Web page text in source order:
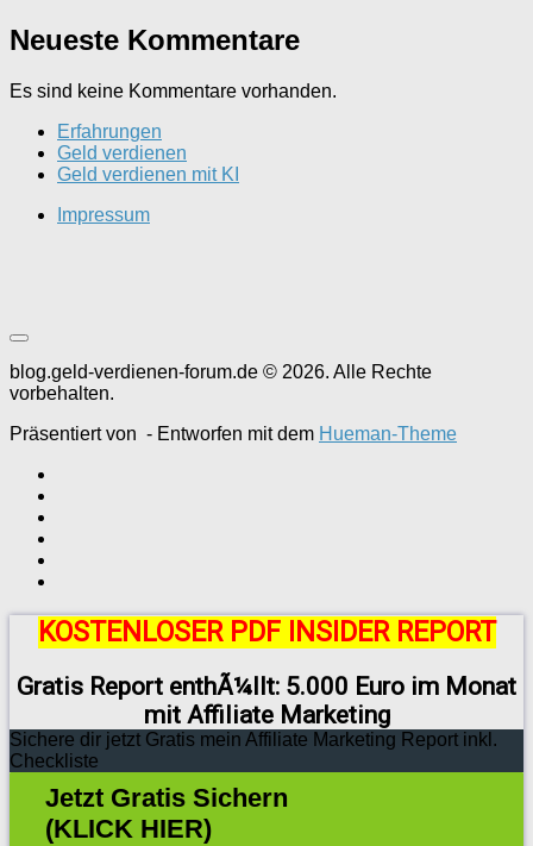
Neueste Kommentare
Es sind keine Kommentare vorhanden.
Erfahrungen
Geld verdienen
Geld verdienen mit KI
Impressum
blog.geld-verdienen-forum.de © 2026. Alle Rechte
vorbehalten.
Präsentiert von - Entworfen mit dem Hueman-Theme
KOSTENLOSER PDF INSIDER REPORT
Gratis Report enthÃ¼llt: 5.000 Euro im Monat
mit Affiliate Marketing
Sichere dir jetzt Gratis mein Affiliate Marketing Report inkl.
Checkliste
Jetzt Gratis Sichern
(KLICK HIER)